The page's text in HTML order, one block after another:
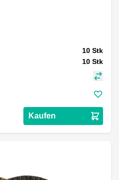
10 Stk
10 Stk
Kaufen